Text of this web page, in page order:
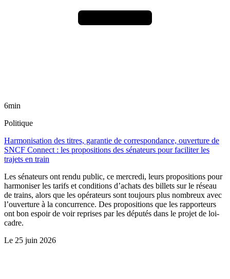
6min
Politique
Harmonisation des titres, garantie de correspondance, ouverture de
SNCF Connect : les propositions des sénateurs pour faciliter les
trajets en train
Les sénateurs ont rendu public, ce mercredi, leurs propositions pour
harmoniser les tarifs et conditions d’achats des billets sur le réseau
de trains, alors que les opérateurs sont toujours plus nombreux avec
l’ouverture à la concurrence. Des propositions que les rapporteurs
ont bon espoir de voir reprises par les députés dans le projet de loi-
cadre.
Le 25 juin 2026